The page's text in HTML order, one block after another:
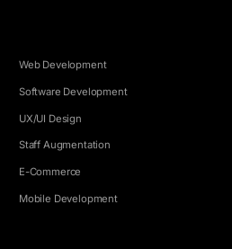
Web Development
Software Development
UX/UI Design
Staff Augmentation
E-Commerce
Mobile Development